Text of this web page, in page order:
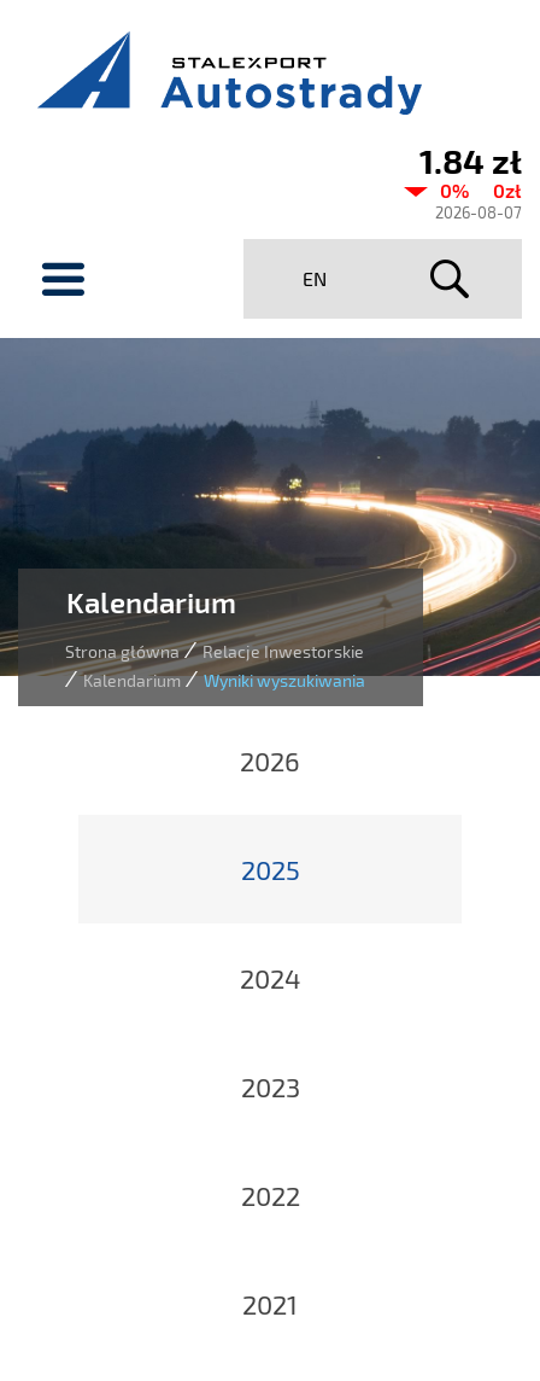
Stalexport
Autostrady
SA
1.84 zł
0% 0zł
2026-08-07
EN
Kalendarium
Strona główna/ Relacje Inwestorskie
/ Kalendarium/ Wyniki wyszukiwania
2026
2025
2024
2023
2022
2021